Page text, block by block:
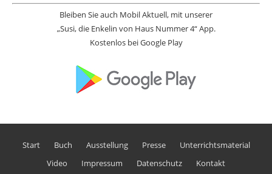
Bleiben Sie auch Mobil Aktuell, mit unserer
„Susi, die Enkelin von Haus Nummer 4“ App.
Kostenlos bei Google Play
Start Buch Ausstellung Presse
Unterrichtsmaterial
Video
Impressum Datenschutz Kontakt